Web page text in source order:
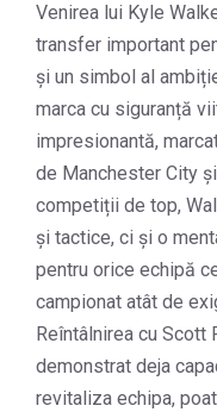
Venirea lui Kyle
transfer important
și un simbol al
marca cu siguranță
impresionantă,
de Manchester City
competiții de top,
și tactice, ci și o
pentru orice echipă
campionat atât de
Reîntâlnirea cu Scott
demonstrat deja
revitaliza echipa,